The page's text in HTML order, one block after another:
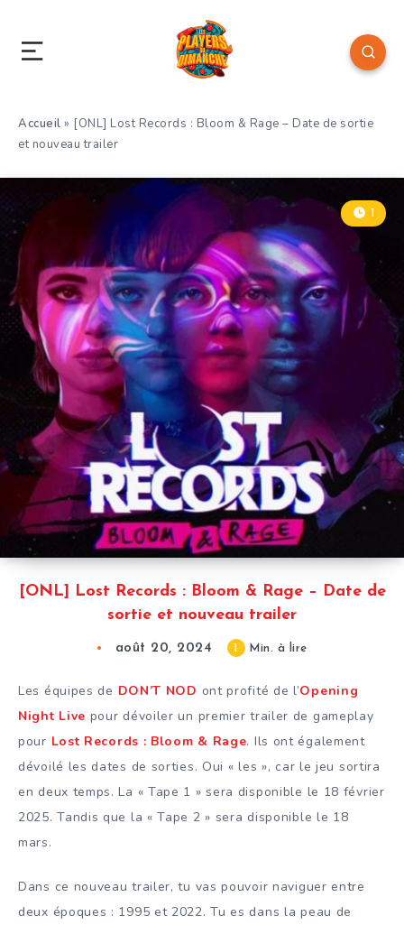
Accueil » [ONL] Lost Records : Bloom & Rage – Date de sortie
et nouveau trailer
[ONL] Lost Records : Bloom & Rage – Date de
sortie et nouveau trailer
1
août 20, 2024 1 Min. à lire
Les équipes de DON’T NOD ont profité de l’Opening
Night Live pour dévoiler un premier trailer de gameplay
pour Lost Records : Bloom & Rage. Ils ont également
dévoilé les dates de sorties. Oui « les », car le jeu sortira
en deux temps. La « Tape 1 » sera disponible le 18 février
2025. Tandis que la « Tape 2 » sera disponible le 18
mars.
Dans ce nouveau trailer, tu vas pouvoir naviguer entre
deux époques : 1995 et 2022. Tu es dans la peau de